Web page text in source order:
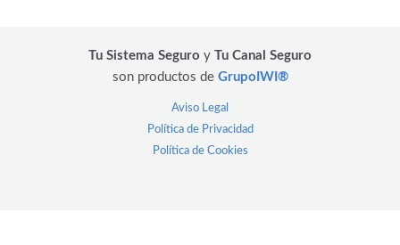
Tu Sistema Seguro y Tu Canal Seguro
son productos de GrupoIWI®
Aviso Legal
Política de Privacidad
Política de Cookies